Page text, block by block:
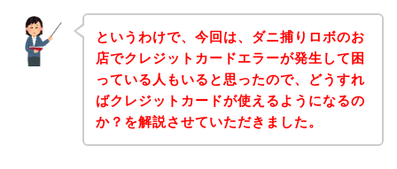
というわけで、今回は、ダニ捕りロボのお
店でクレジットカードエラーが発生して困
っている人もいると思ったので、どうすれ
ばクレジットカードが使えるようになるの
か？を解説させていただきました。